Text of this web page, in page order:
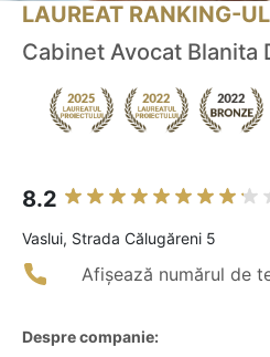
LAUREAT RANKING-
Cabinet Avocat Blanita
8.2
Vaslui, Strada Călugăreni 5
Afișează numărul de
Despre companie: